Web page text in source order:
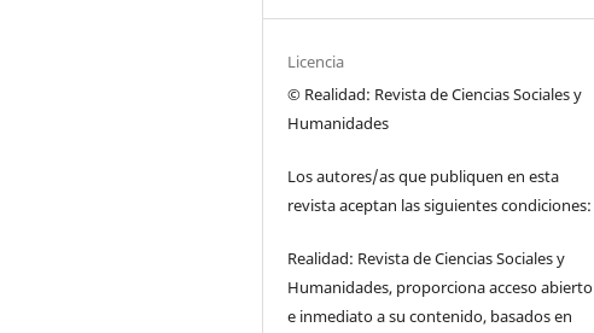
Licencia
© Realidad: Revista de Ciencias Sociales y
Humanidades
Los autores/as que publiquen en esta
revista aceptan las siguientes condiciones:
Realidad: Revista de Ciencias Sociales y
Humanidades, proporciona acceso abierto
e inmediato a su contenido, basados en